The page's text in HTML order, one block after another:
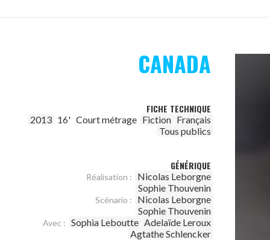
CANADA
FICHE TECHNIQUE
2013 16' Court métrage Fiction Français
Tous publics
GÉNÉRIQUE
Réalisation :
Nicolas Leborgne
Sophie Thouvenin
Scénario :
Nicolas Leborgne
Sophie Thouvenin
Avec : Sophia Leboutte Adelaïde Leroux
Agtathe Schlencker